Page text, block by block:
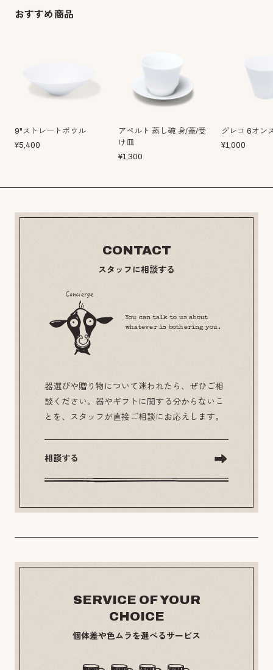
おすすめ商品
9"ストレートボウル
¥5,400
アペルト 蒸し碗 身/蓋/受
け皿
¥1,300
グレコ 6オン
¥1,000
CONTACT
スタッフに相談する
You can talk to us about
whatever is bothering you.
器選びや贈り物について迷われたら、ぜひご相
談ください。器やギフトに関する分からないこ
とを、スタッフが直接ご相談にお応えします。
相談する
SERVICE OF YOUR
CHOICE
個体差や色ムラを選べるサービス